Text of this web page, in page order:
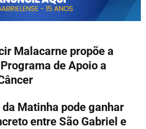
Malacarne propõe a
de Apoio a
Matinha pode ganhar
entre São Gabriel e